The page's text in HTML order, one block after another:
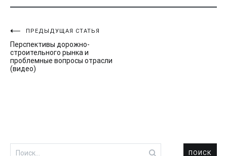
Навигация
по
записям
ПРЕДЫДУЩАЯ СТАТЬЯ
Перспективы дорожно-
строительного рынка и
проблемные вопросы отрасли
(видео)
Найти: